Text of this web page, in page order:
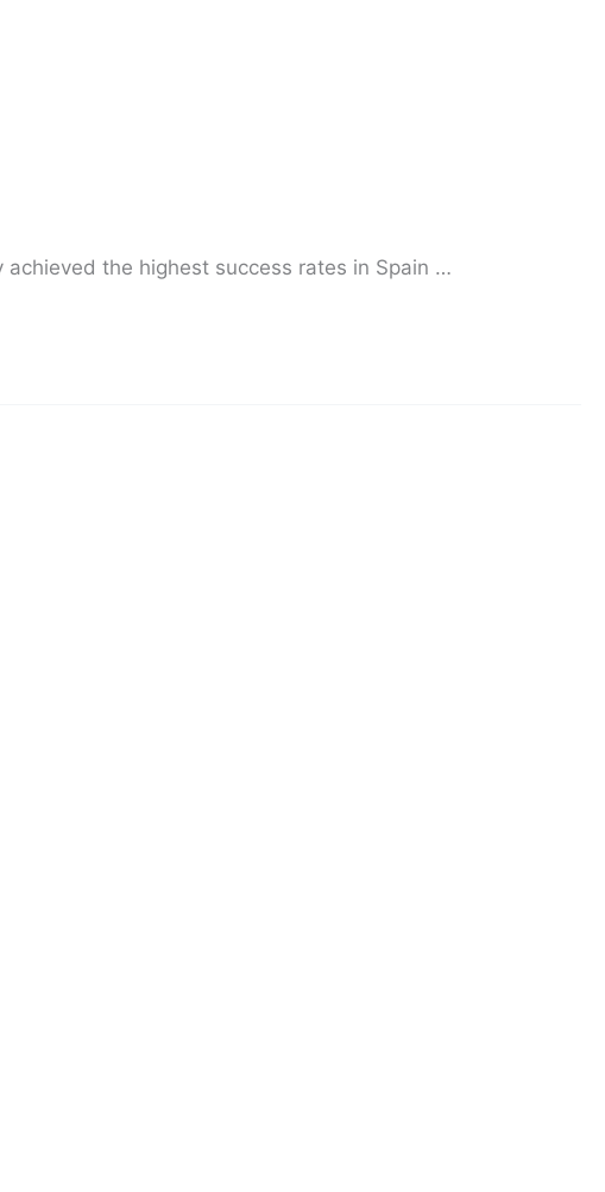
the highest success rates in Spain …